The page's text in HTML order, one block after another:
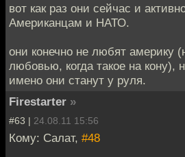
вот как раз они сейчас и
Американцам и НАТО.
они конечно не любят америку
любовью, когда такое на кону),
имено они станут у руля.
Firestarter »
#63 | 24.08.11 15:56
Кому: Салат, #48